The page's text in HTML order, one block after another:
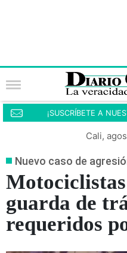
¡SUSCRÍBETE A
Cali,
Nuevo caso de
guarda de
requeridos